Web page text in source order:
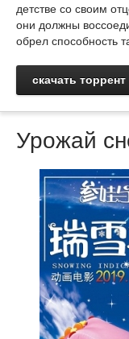
детстве со своим
они должны
обрел способность
скачать торрент
Урожай